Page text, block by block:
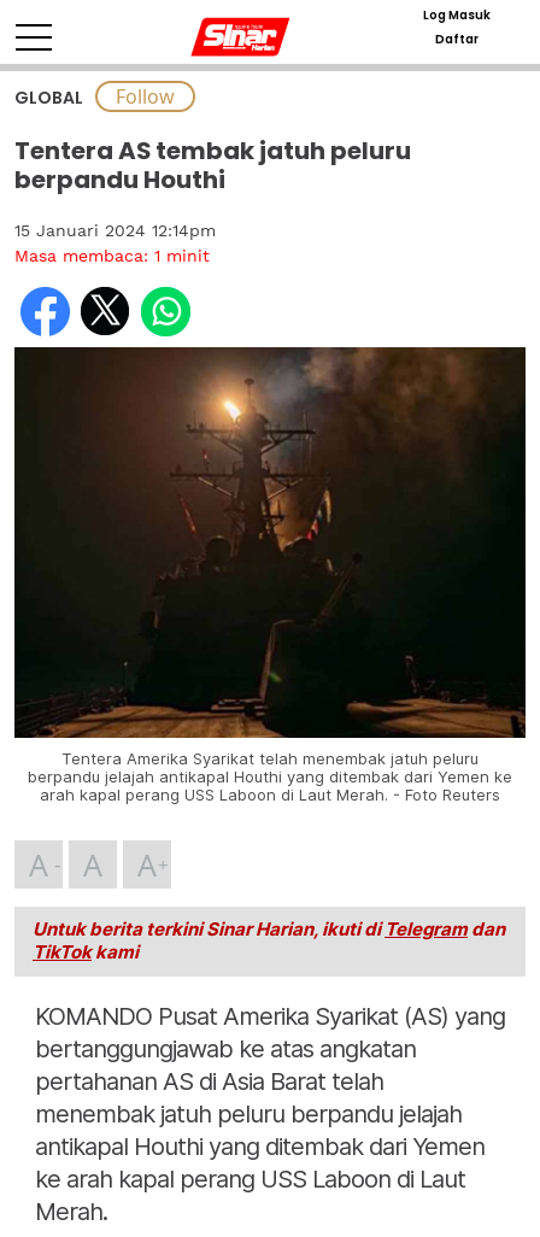
Log Masuk
Daftar
GLOBAL
Tentera AS tembak jatuh peluru
berpandu Houthi
15 Januari 2024 12:14pm
Masa membaca: 1 minit
Tentera Amerika Syarikat telah menembak jatuh peluru
berpandu jelajah antikapal Houthi yang ditembak dari Yemen ke
arah kapal perang USS Laboon di Laut Merah. - Foto Reuters
A A A
Untuk berita terkini Sinar Harian, ikuti di Telegramdan
TikTokkami
KOMANDO Pusat Amerika Syarikat (AS) yang
bertanggungjawab ke atas angkatan
pertahanan AS di Asia Barat telah
menembak jatuh peluru berpandu jelajah
antikapal Houthi yang ditembak dari Yemen
ke arah kapal perang USS Laboon di Laut
Merah.